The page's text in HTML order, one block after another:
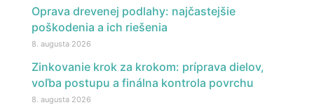
Oprava drevenej podlahy: najčastejšie
poškodenia a ich riešenia
8. augusta 2026
Zinkovanie krok za krokom: príprava dielov,
voľba postupu a finálna kontrola povrchu
8. augusta 2026